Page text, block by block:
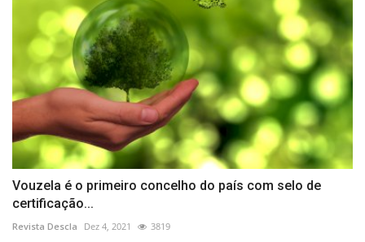
Vouzela é o primeiro concelho do país com selo de
certificação...
Revista Descla Dez 4, 2021 3819